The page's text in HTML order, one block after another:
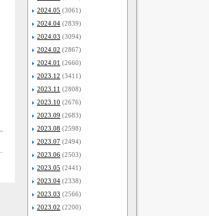
2024.05 (3061)
2024.04 (2839)
2024.03 (3094)
2024.02 (2867)
2024.01 (2660)
2023.12 (3411)
2023.11 (2808)
2023.10 (2676)
2023.09 (2683)
2023.08 (2598)
2023.07 (2494)
2023.06 (2503)
2023.05 (2441)
2023.04 (2338)
2023.03 (2566)
2023.02 (2200)